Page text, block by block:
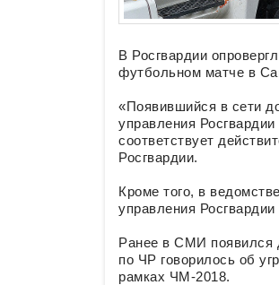
В Росгвардии
футбольном матче в
«Появившийся в сети
управления
соответствует
Росгвардии.
Кроме того, в
управления
Ранее в СМИ появился
по ЧР говорилось об
рамках ЧМ-2018.